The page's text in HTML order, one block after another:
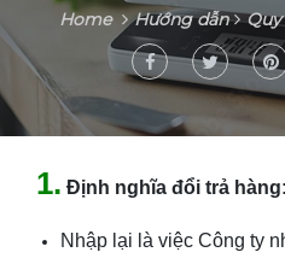
Home Hướng dẫn Quy
1. Định nghĩa đổi trả hàng:
Nhập lại là việc Công ty